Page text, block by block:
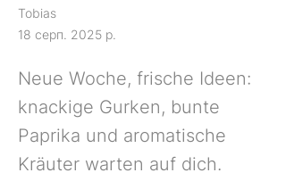
Tobias
18 серп. 2025 р.
Neue Woche, frische Ideen:
knackige Gurken, bunte
Paprika und aromatische
Kräuter warten auf dich.